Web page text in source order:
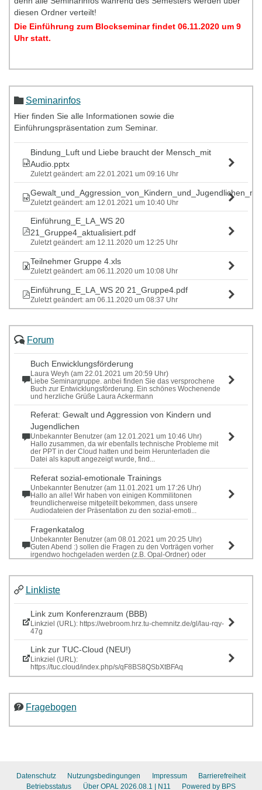
diesen Ordner verteilt!
Die Einführung zum Blockseminar findet 06.11.2020 um 9
Uhr statt.
Seminarinfos
Hier finden Sie alle Informationen sowie die
Einführungspräsentation zum Seminar.
Bindung_Luft und Liebe braucht der Mensch_mit
Audio.pptx
Zuletzt geändert: am 22.01.2021 um 09:16 Uhr
Zuletzt geändert: am 12.01.2021 um 10:40 Uhr
Einführung_E_LA_WS 20
21_Gruppe4_aktualisiert.pdf
Zuletzt geändert: am 12.11.2020 um 12:25 Uhr
Teilnehmer Gruppe 4.xls
Zuletzt geändert: am 06.11.2020 um 10:08 Uhr
Einführung_E_LA_WS 20 21_Gruppe4.pdf
Zuletzt geändert: am 06.11.2020 um 08:37 Uhr
Forum
Buch Enwicklungsförderung
Laura Weyh (am 22.01.2021 um 20:59 Uhr)
Liebe Seminargruppe. anbei finden Sie das versprochene
Buch zur Entwicklungsförderung. Ein schönes Wochenende
und herzliche Grüße Laura Ackermann
Referat: Gewalt und Aggression von Kindern und
Jugendlichen
Unbekannter Benutzer (am 12.01.2021 um 10:46 Uhr)
Hallo zusammen, da wir ebenfalls technische Probleme mit
der PPT in der Cloud hatten und beim Herunterladen die
Datei als kaputt angezeigt wurde, find...
Referat sozial-emotionale Trainings
Unbekannter Benutzer (am 11.01.2021 um 17:26 Uhr)
Hallo an alle! Wir haben von einigen Kommilitonen
freundlicherweise mitgeteilt bekommen, dass unsere
Audiodateien der Präsentation zu den sozial-emoti...
Fragenkatalog
Unbekannter Benutzer (am 08.01.2021 um 20:25 Uhr)
Guten Abend :) sollen die Fragen zu den Vorträgen vorher
irgendwo hochgeladen werden (z.B. Opal-Ordner) oder
Laura Weyh (am 08.12.2020 um 07:44 Uhr)
Sensy-Sitzungen sind nun in der TUC-Cloud, ebenso wie der
Evluationsbogen zu den beiden Wochen....
Linkliste
Link zum Konferenzraum (BBB)
Linkziel (URL): https://webroom.hrz.tu-chemnitz.de/gl/lau-rqy-
47g
Link zur TUC-Cloud (NEU!)
Linkziel (URL):
https://tuc.cloud/index.php/s/qF8BS8QSbXtBFAq
Fragebogen
Datenschutz Nutzungsbedingungen Impressum
Barrierefreiheit
Betriebsstatus
Über OPAL 2026.08.1 | N11 Powered by BPS